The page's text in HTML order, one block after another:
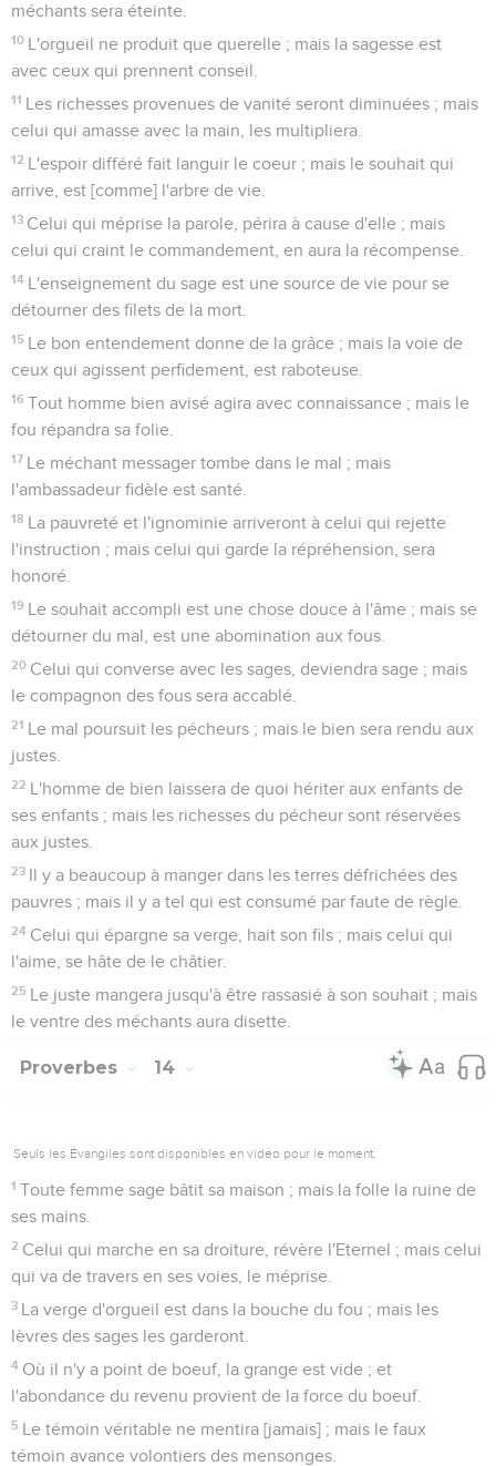
méchants sera éteinte.
10 L'orgueil ne produit que querelle ; mais la sagesse est
avec ceux qui prennent conseil.
11 Les richesses provenues de vanité seront diminuées ; mais
celui qui amasse avec la main, les multipliera.
12 L'espoir différé fait languir le coeur ; mais le souhait qui
arrive, est [comme] l'arbre de vie.
13 Celui qui méprise la parole, périra à cause d'elle ; mais
celui qui craint le commandement, en aura la récompense.
14 L'enseignement du sage est une source de vie pour se
détourner des filets de la mort.
15 Le bon entendement donne de la grâce ; mais la voie de
ceux qui agissent perfidement, est raboteuse.
16 Tout homme bien avisé agira avec connaissance ; mais le
fou répandra sa folie.
17 Le méchant messager tombe dans le mal ; mais
l'ambassadeur fidèle est santé.
18 La pauvreté et l'ignominie arriveront à celui qui rejette
l'instruction ; mais celui qui garde la répréhension, sera
honoré.
19 Le souhait accompli est une chose douce à l'âme ; mais se
détourner du mal, est une abomination aux fous.
20 Celui qui converse avec les sages, deviendra sage ; mais
le compagnon des fous sera accablé.
21 Le mal poursuit les pécheurs ; mais le bien sera rendu aux
justes.
22 L'homme de bien laissera de quoi hériter aux enfants de
ses enfants ; mais les richesses du pécheur sont réservées
aux justes.
23 Il y a beaucoup à manger dans les terres défrichées des
pauvres ; mais il y a tel qui est consumé par faute de règle.
24 Celui qui épargne sa verge, hait son fils ; mais celui qui
l'aime, se hâte de le châtier.
25 Le juste mangera jusqu'à être rassasié à son souhait ; mais
le ventre des méchants aura disette.
Proverbes 14
Seuls les Évangiles sont disponibles en vidéo pour le moment.
1 Toute femme sage bâtit sa maison ; mais la folle la ruine de
ses mains.
2 Celui qui marche en sa droiture, révère l'Eternel ; mais celui
qui va de travers en ses voies, le méprise.
3 La verge d'orgueil est dans la bouche du fou ; mais les
lèvres des sages les garderont.
4 Où il n'y a point de boeuf, la grange est vide ; et
l'abondance du revenu provient de la force du boeuf.
5 Le témoin véritable ne mentira [jamais] ; mais le faux
témoin avance volontiers des mensonges.